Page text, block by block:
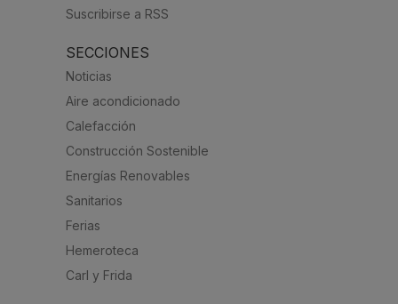
Suscribirse a RSS
SECCIONES
Noticias
Aire acondicionado
Calefacción
Construcción Sostenible
Energías Renovables
Sanitarios
Ferias
Hemeroteca
Carl y Frida